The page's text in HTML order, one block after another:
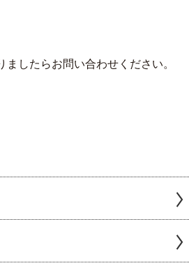
ましたらお問い合わせください。